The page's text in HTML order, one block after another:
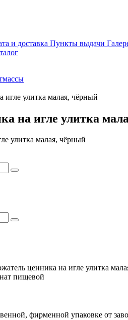
и доставка Пункты выдачи
игле улитка малая, чёрный
на игле улитка
ценника на игле улитка
пищевой
фирменной упаковке от